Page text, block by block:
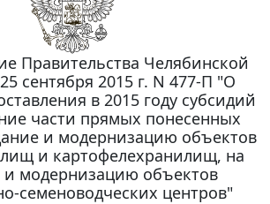
Правительства Челябинской
сентября 2015 г. N 477-П "О
в 2015 году субсидий
части прямых понесенных
и модернизацию объектов
и картофелехранилищ, на
и модернизацию объектов
семеноводческих центров"